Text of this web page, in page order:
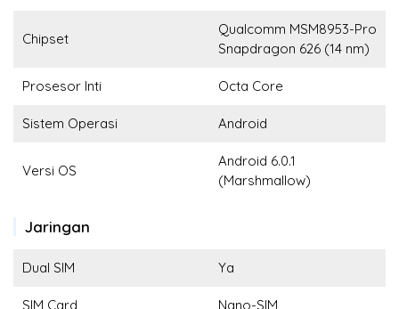
Chipset
Qualcomm MSM8953-Pro
Snapdragon 626 (14 nm)
Prosesor Inti Octa Core
Sistem Operasi Android
Versi OS
Android 6.0.1
(Marshmallow)
Jaringan
Dual SIM Ya
SIM Card Nano-SIM